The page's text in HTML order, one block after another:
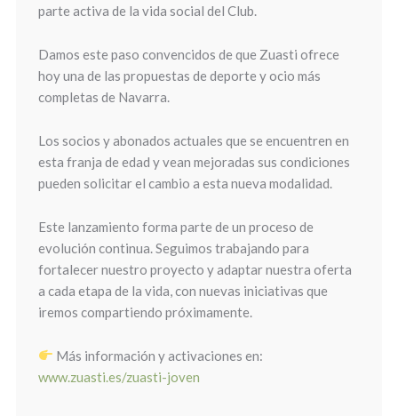
parte activa de la vida social del Club.
Damos este paso convencidos de que Zuasti ofrece
hoy una de las propuestas de deporte y ocio más
completas de Navarra.
Los socios y abonados actuales que se encuentren en
esta franja de edad y vean mejoradas sus condiciones
pueden solicitar el cambio a esta nueva modalidad.
Este lanzamiento forma parte de un proceso de
evolución continua. Seguimos trabajando para
fortalecer nuestro proyecto y adaptar nuestra oferta
a cada etapa de la vida, con nuevas iniciativas que
iremos compartiendo próximamente.
Más información y activaciones en:
www.zuasti.es/zuasti-joven